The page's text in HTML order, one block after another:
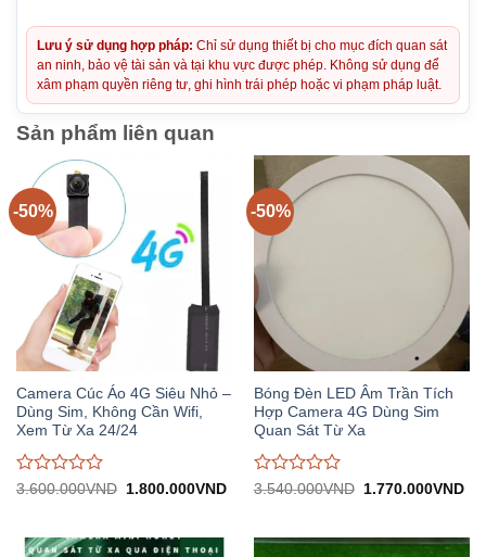
Lưu ý sử dụng hợp pháp: Chỉ sử dụng thiết bị cho mục đích quan sát
an ninh, bảo vệ tài sản và tại khu vực được phép. Không sử dụng để
xâm phạm quyền riêng tư, ghi hình trái phép hoặc vi phạm pháp luật.
Sản phẩm liên quan
-50%
Camera Cúc Áo 4G Siêu Nhỏ –
Dùng Sim, Không Cần Wifi,
Xem Từ Xa 24/24
Được
0
3.600.000VND
Giá
1.800.000VNDGiá
-50%
Bóng Đèn LED Âm Trần Tích
Hợp Camera 4G Dùng Sim
Quan Sát Từ Xa
Được
0
3.540.000VND
Giá
1.770.000VNDGiá